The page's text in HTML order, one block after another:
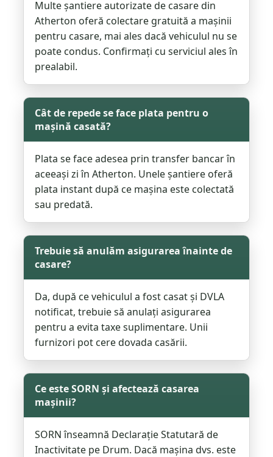
Multe șantiere autorizate de casare din
Atherton oferă colectare gratuită a mașinii
pentru casare, mai ales dacă vehiculul nu se
poate condus. Confirmați cu serviciul ales în
prealabil.
Cât de repede se face plata pentru o
mașină casată?
Plata se face adesea prin transfer bancar în
aceeași zi în Atherton. Unele șantiere oferă
plata instant după ce mașina este colectată
sau predată.
Trebuie să anulăm asigurarea înainte de
casare?
Da, după ce vehiculul a fost casat și DVLA
notificat, trebuie să anulați asigurarea
pentru a evita taxe suplimentare. Unii
furnizori pot cere dovada casării.
Ce este SORN și afectează casarea
mașinii?
SORN înseamnă Declarație Statutară de
Inactivitate pe Drum. Dacă mașina dvs. este